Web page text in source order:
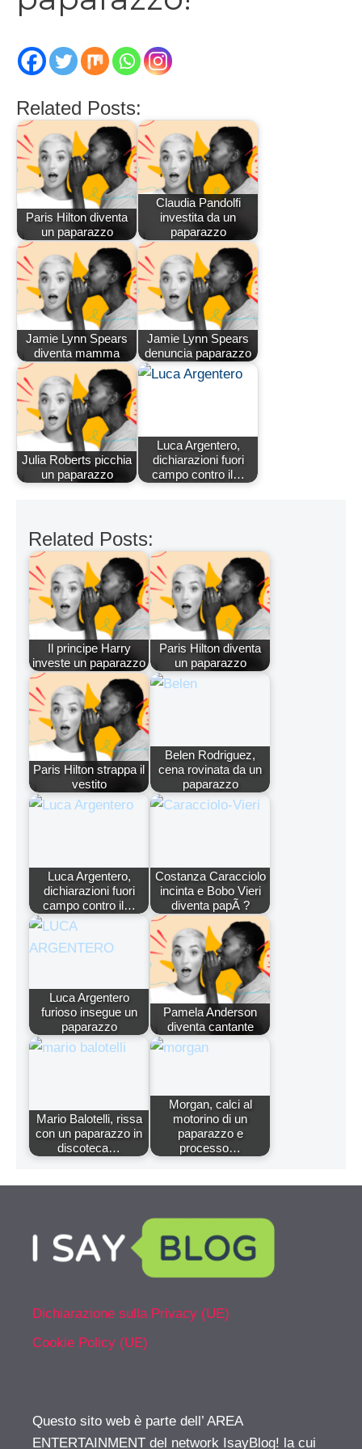
Related Posts:
Paris Hilton diventa
un paparazzo
Claudia Pandolfi
investita da un
paparazzo
Jamie Lynn Spears
diventa mamma
Jamie Lynn Spears
denuncia paparazzo
Julia Roberts picchia
un paparazzo
Luca Argentero,
dichiarazioni fuori
campo contro il…
Related Posts:
Il principe Harry
investe un paparazzo
Paris Hilton diventa
un paparazzo
Paris Hilton strappa il
vestito
Belen Rodriguez,
cena rovinata da un
paparazzo
Luca Argentero,
dichiarazioni fuori
campo contro il…
Costanza Caracciolo
incinta e Bobo Vieri
diventa papÃ ?
Luca Argentero
furioso insegue un
paparazzo
Pamela Anderson
diventa cantante
Mario Balotelli, rissa
con un paparazzo in
discoteca…
Morgan, calci al
motorino di un
paparazzo e
processo…
Dichiarazione sulla Privacy (UE)
Cookie Policy (UE)
Questo sito web è parte dell’ AREA
ENTERTAINMENT del network IsayBlog! la cui